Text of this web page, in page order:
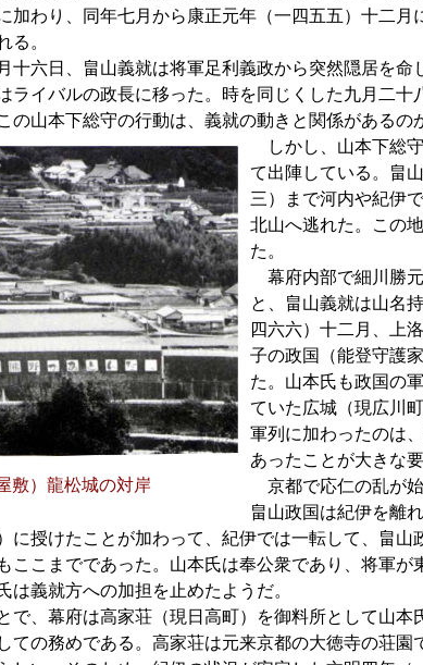
加わり、同年七月から康正元年（一四五五）十二
る。
六日、畠山義就は将軍足利義政から突然隠居を命
ライバルの政長に移った。時を同じくした九月二十
の山本下総守の行動は、義就の動きと関係があるの
敷）龍松城の対岸
しかし、山本下総
て出陣している。畠
三）まで河内や紀伊
北山へ逃れた。この
た。
幕府内部で細川勝
と、畠山義就は山名
四六六）十二月、上
子の政国（能登守護
た。山本氏も政国の
ていた広城（現広川
軍列に加わったのは
あったことが大きな
京都で応仁の乱が
畠山政国は紀伊を離
に授けたことが加わって、紀伊では一転して、畠
ここまでであった。山本氏は奉公衆であり、将軍が
は義就方への加担を止めたようだ。
、幕府は高家荘（現日高町）を御料所として山本
ての務めである。高家荘は元来京都の大徳寺の荘